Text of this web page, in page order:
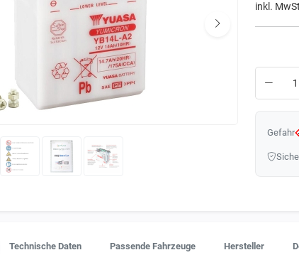
inkl.
Gefahr
Technische Daten Passende Fahrzeuge Hersteller